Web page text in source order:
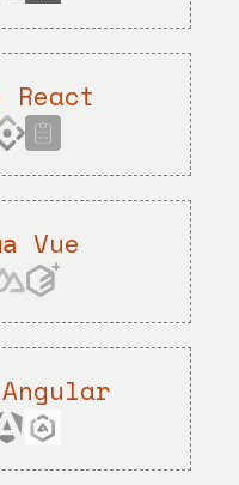
React
Vue